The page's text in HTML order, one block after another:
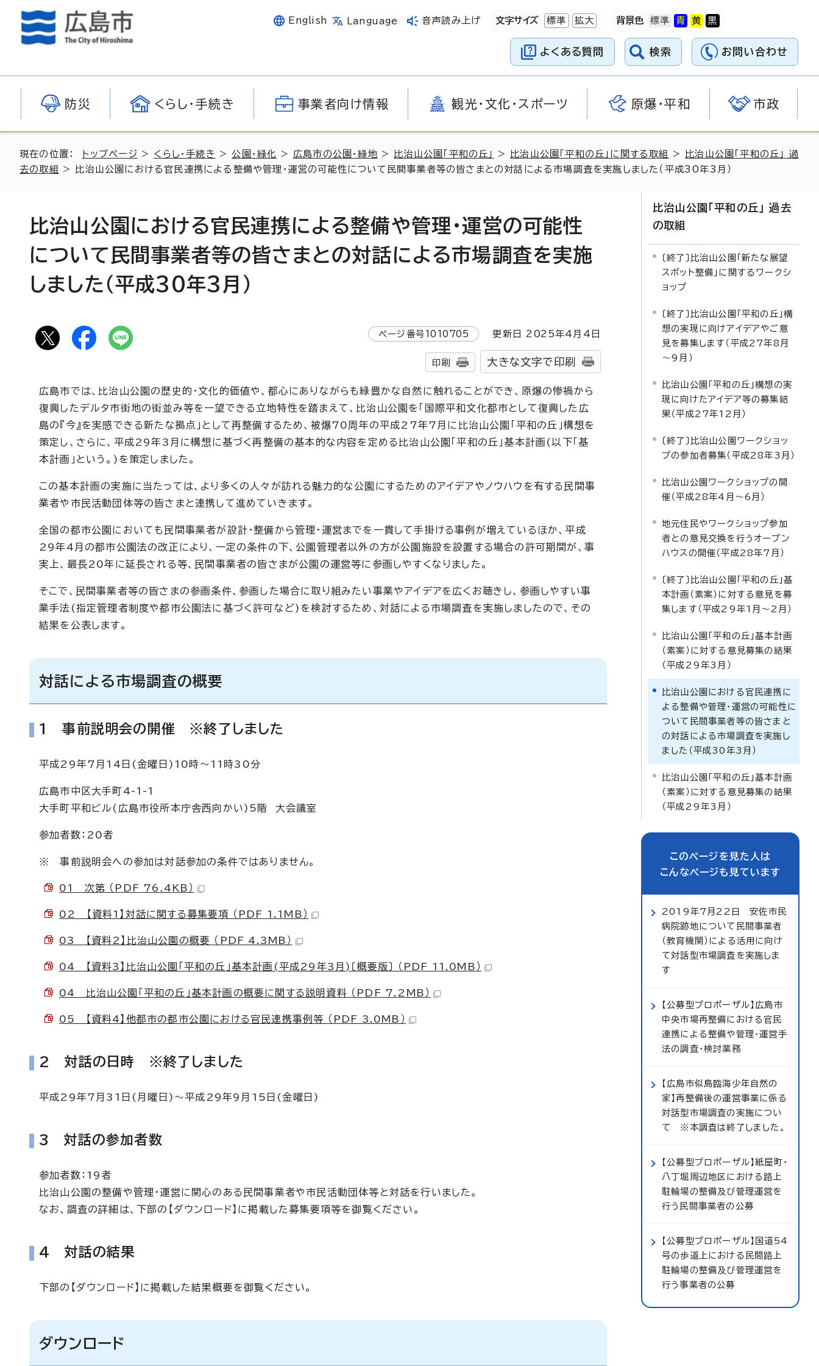
English Language 音声読み上げ 文字サイズ 標準 拡大 背景色
よくある質問 検索 お問い合わせ
防災 くらし・手続き 事業者向け情報 観光・文化・スポーツ 原爆・平和 市政
現在の位置： トップページ > くらし・手続き >公園・緑化 > 広島市の公園・緑地 > 比治山公園「平和の丘」 > 比治山公園「平和の丘」に関する取組 >
比治山公園「平和の丘」 過
去の取組
> 比治山公園における官民連携による整備や管理・運営の可能性について民間事業者等の皆さまとの対話による市場調査を実施しました（平成30年3月）
比治山公園における官民連携による整備や管理・運営の可能性
について民間事業者等の皆さまとの対話による市場調査を実施
しました（平成30年3月）
ページ番号1010705 更新日 2025年4月4日
印刷 大きな文字で印刷
広島市では、比治山公園の歴史的・文化的価値や、都心にありながらも緑豊かな自然に触れることができ、原爆の惨禍から
復興したデルタ市街地の街並み等を一望できる立地特性を踏まえて、比治山公園を「国際平和文化都市として復興した広
島の『今』を実感できる新たな拠点」として再整備するため、被爆70周年の平成27年7月に比治山公園「平和の丘」構想を
策定し、さらに、平成29年3月に構想に基づく再整備の基本的な内容を定める比治山公園「平和の丘」基本計画(以下「基
本計画」という。)を策定しました。
この基本計画の実施に当たっては、より多くの人々が訪れる魅力的な公園にするためのアイデアやノウハウを有する民間事
業者や市民活動団体等の皆さまと連携して進めていきます。
全国の都市公園においても民間事業者が設計・整備から管理・運営までを一貫して手掛ける事例が増えているほか、平成
29年4月の都市公園法の改正により、一定の条件の下、公園管理者以外の方が公園施設を設置する場合の許可期間が、事
実上、最長20年に延長される等、民間事業者の皆さまが公園の運営等に参画しやすくなりました。
そこで、民間事業者等の皆さまの参画条件、参画した場合に取り組みたい事業やアイデアを広くお聴きし、参画しやすい事
業手法(指定管理者制度や都市公園法に基づく許可など)を検討するため、対話による市場調査を実施しましたので、その
結果を公表します。
対話による市場調査の概要
1 事前説明会の開催 ※終了しました
平成29年7月14日(金曜日)10時～11時30分
広島市中区大手町4-1-1
大手町平和ビル(広島市役所本庁舎西向かい)5階 大会議室
参加者数：20者
※ 事前説明会への参加は対話参加の条件ではありません。
01 次第 （PDF 76.4KB）
02 【資料1】対話に関する募集要項 （PDF 1.1MB）
03 【資料2】比治山公園の概要 （PDF 4.3MB）
04 【資料3】比治山公園「平和の丘」基本計画(平成29年3月)〔概要版〕 （PDF 11.0MB）
04 比治山公園「平和の丘」基本計画の概要に関する説明資料 （PDF 7.2MB）
05 【資料4】他都市の都市公園における官民連携事例等 （PDF 3.0MB）
2 対話の日時 ※終了しました
平成29年7月31日(月曜日)～平成29年9月15日(金曜日)
3 対話の参加者数
参加者数：19者
比治山公園の整備や管理・運営に関心のある民間事業者や市民活動団体等と対話を行いました。
なお、調査の詳細は、下部の【ダウンロード】に掲載した募集要項等を御覧ください。
4 対話の結果
下部の【ダウンロード】に掲載した結果概要を御覧ください。
ダウンロード
比治山公園「平和の丘」 過去
の取組
〔終了〕比治山公園「新たな展望
スポット整備」に関するワークシ
ョップ
〔終了〕比治山公園「平和の丘」構
想の実現に向けアイデアやご意
見を募集します（平成27年8月
～9月）
比治山公園「平和の丘」構想の実
現に向けたアイデア等の募集結
果（平成27年12月）
〔終了〕比治山公園ワークショッ
プの参加者募集（平成28年3月）
比治山公園ワークショップの開
催（平成28年4月～6月）
地元住民やワークショップ参加
者との意見交換を行うオープン
ハウスの開催（平成28年7月）
〔終了〕比治山公園「平和の丘」基
本計画（素案）に対する意見を募
集します（平成29年1月～2月）
比治山公園「平和の丘」基本計画
（素案）に対する意見募集の結果
（平成29年3月）
比治山公園における官民連携に
よる整備や管理・運営の可能性に
ついて民間事業者等の皆さまと
の対話による市場調査を実施し
ました（平成30年3月）
比治山公園「平和の丘」基本計画
（素案）に対する意見募集の結果
（平成29年3月）
このページを見た人は
こんなページも見ています
2019年7月22日 安佐市民
病院跡地について民間事業者
（教育機関）による活用に向け
て対話型市場調査を実施しま
す
【公募型プロポーザル】広島市
中央市場再整備における官民
連携による整備や管理・運営手
法の調査・検討業務
【広島市似島臨海少年自然の
家】再整備後の運営事業に係る
対話型市場調査の実施につい
て ※本調査は終了しました。
【公募型プロポーザル】紙屋町・
八丁堀周辺地区における路上
駐輪場の整備及び管理運営を
行う民間事業者の公募
【公募型プロポーザル】国道54
号の歩道上における民間路上
駐輪場の整備及び管理運営を
行う事業者の公募